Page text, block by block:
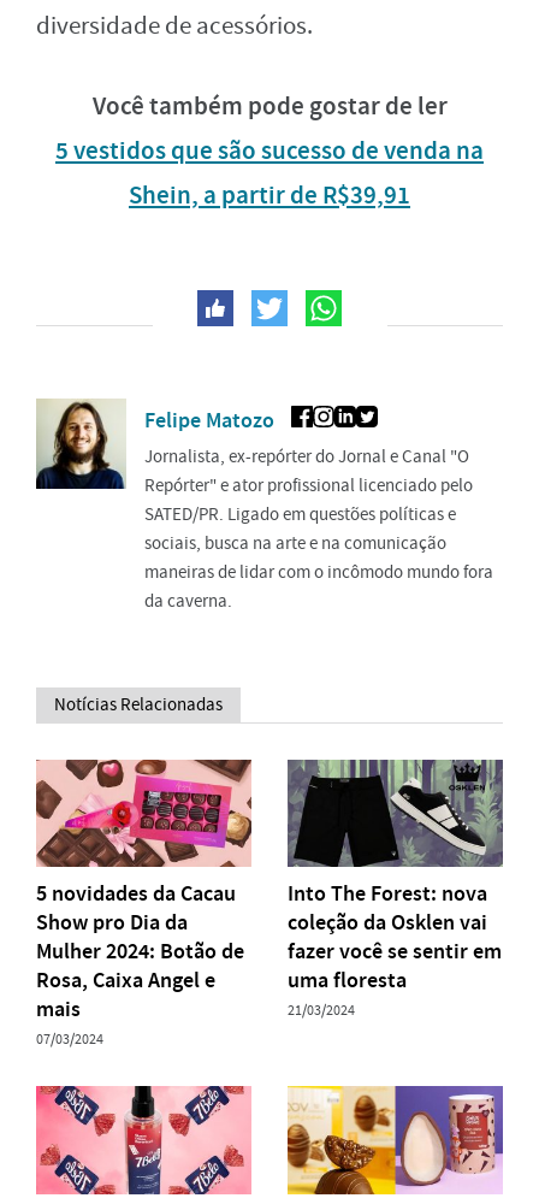
diversidade de acessórios.
Você também pode gostar de ler
5 vestidos que são sucesso de venda na
Shein, a partir de R$39,91
Felipe Matozo
Jornalista, ex-repórter do Jornal e Canal "O
Repórter" e ator profissional licenciado pelo
SATED/PR. Ligado em questões políticas e
sociais, busca na arte e na comunicação
maneiras de lidar com o incômodo mundo fora
da caverna.
Notícias Relacionadas
5 novidades da Cacau
Show pro Dia da
Mulher 2024: Botão de
Rosa, Caixa Angel e
mais
07/03/2024
Into The Forest: nova
coleção da Osklen vai
fazer você se sentir em
uma floresta
21/03/2024